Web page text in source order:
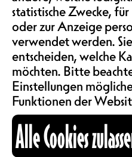
ABOS
Shaya
„fresh sesh“ ist
gemeinsam Hip-
Breaking und
zu geniessen.
für alle offen,
19:00 Uhr auf der
Acht
der Jam
einem mixed
statistische Zwecke,
oder zur Anzeige
verwendet werden.
entscheiden, welche
möchten. Bitte
Einstellungen
Funktionen der
Alle Cookies